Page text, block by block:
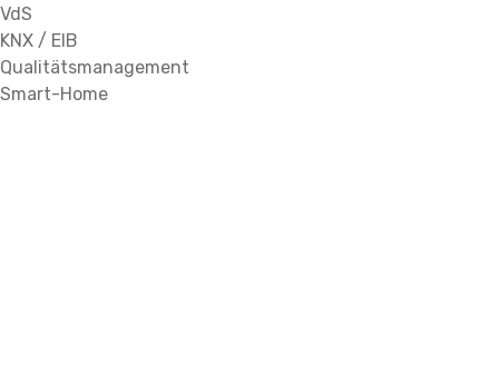
VdS
KNX / EIB
Qualitätsmanagement
Smart-Home